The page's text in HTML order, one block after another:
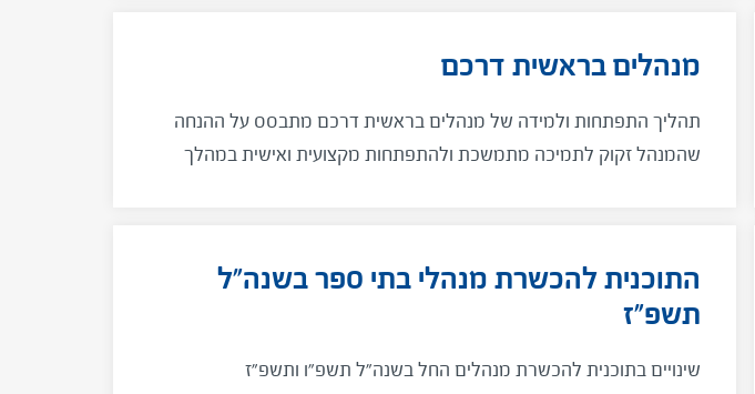
מנהלים בראשית דרכם
תהליך התפתחות ולמידה של מנהלים בראשית דרכם מתבסס על ההנחה
שהמנהל זקוק לתמיכה מתמשכת ולהתפתחות מקצועית ואישית במהלך
התוכנית להכשרת מנהלי בתי ספר בשנה"ל
תשפ"ז
שינויים בתוכנית להכשרת מנהלים החל בשנה"ל תשפ"ו ותשפ"ז